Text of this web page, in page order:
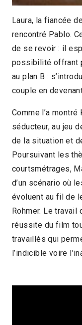
Marco Berger
2010 >
2010 >
et bisexuel
Laura, la fiancée
rencontré Pablo.
de se revoir : il
possibilité offrant
au plan B :
couple en
Comme l’a
séducteur, au jeu
de la situation et
Poursuivant les
courtsmétrages,
d’un scénario où
évoluent au fil de
Rohmer. Le travail
réussite du film
travaillés qui
l’indicible voire